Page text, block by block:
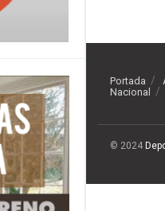
Portada
Nacional
© 2024